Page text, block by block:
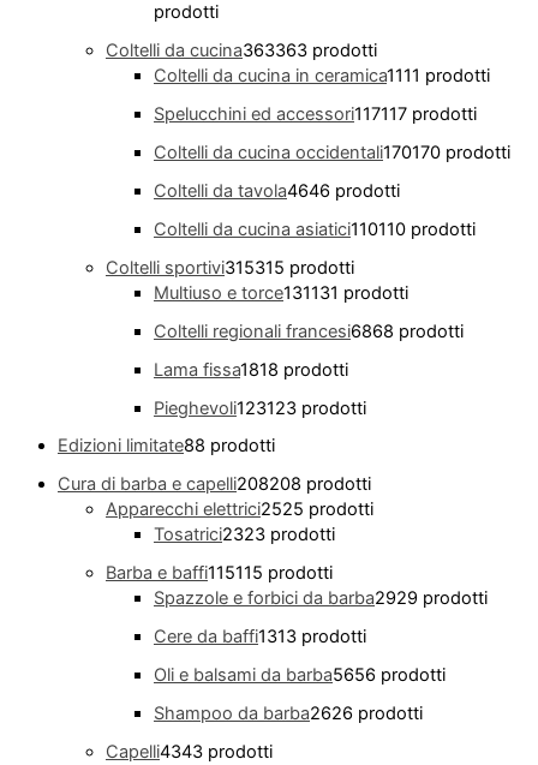
prodotti
Coltelli da cucina363363 prodotti
Coltelli da cucina in ceramica1111 prodotti
Spelucchini ed accessori117117 prodotti
Coltelli da cucina occidentali170170 prodotti
Coltelli da tavola4646 prodotti
Coltelli da cucina asiatici110110 prodotti
Coltelli sportivi315315 prodotti
Multiuso e torce131131 prodotti
Coltelli regionali francesi6868 prodotti
Lama fissa1818 prodotti
Pieghevoli123123 prodotti
Edizioni limitate88 prodotti
Cura di barba e capelli208208 prodotti
Apparecchi elettrici2525 prodotti
Tosatrici2323 prodotti
Barba e baffi115115 prodotti
Spazzole e forbici da barba2929 prodotti
Cere da baffi1313 prodotti
Oli e balsami da barba5656 prodotti
Shampoo da barba2626 prodotti
Capelli4343 prodotti